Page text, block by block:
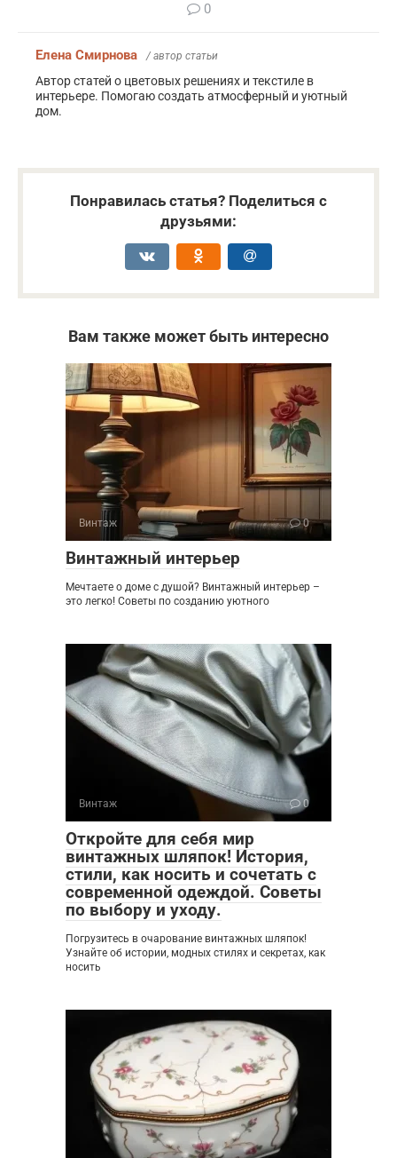
0
Елена Смирнова / автор статьи
Автор статей о цветовых решениях и текстиле в
интерьере. Помогаю создать атмосферный и уютный
дом.
Понравилась статья? Поделиться с
друзьями:
Вам также может быть интересно
Винтаж 0
Винтажный интерьер
Мечтаете о доме с душой? Винтажный интерьер –
это легко! Советы по созданию уютного
Винтаж 0
Откройте для себя мир
винтажных шляпок! История,
стили, как носить и сочетать с
современной одеждой. Советы
по выбору и уходу.
Погрузитесь в очарование винтажных шляпок!
Узнайте об истории, модных стилях и секретах, как
носить